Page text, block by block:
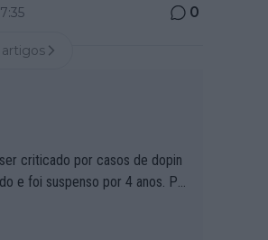
0
artigos
criticado por casos de dopin
e foi suspenso por 4 anos. Po